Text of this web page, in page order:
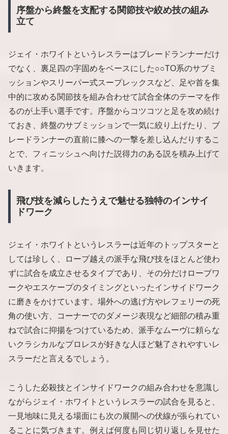
序盤から終盤を支配する関節技や絞め技の組み
立て
ジェイ・ホワイトというレスラーはブレードランナーだけ
でなく、裏足四の字固めをベースにした○○TO系のサブミ
ッションやスリーパー式スープレックスなど、足や首を集
中的に攻める関節技を組み合わせて試合全体のテーマを作
るのが上手い選手です。序盤からコツコツと足を攻め続け
ておき、終盤のサブミッションで一気に絞り上げたり、ブ
レードランナーの直前に膝への一撃を差し込んだりするこ
とで、フィニッシュへ向けた説得力のある説を積み上げて
いきます。
飛び技を減らしたうえで魅せる独特のインサイ
ドワーク
ジェイ・ホワイトというレスラーは近年のトップスターと
しては珍しく、ロープ越えの派手な飛び技をほとんど使わ
ずに試合を成立させるタイプであり、その分だけロープワ
ークやエスケープのタイミングといったインサイドワーク
に磨きをかけています。場外への逃げ方やレフェリーの死
角の使い方、コーナーでのダメージ表現など細部の積み重
ねで試合に抑揚をつけているため、派手なムーヴに頼らな
いクラシカルなプロレスが好きな人ほど魅了されやすいレ
スラーだと言えるでしょう。
こうした必殺技とインサイドワークの組み合わせを意識し
ながらジェイ・ホワイトというレスラーの試合を見ると、
一見地味に見える場面にも次の展開への伏線が張られてい
ることに気づきます。例えば何度も同じ切り返しを見せた